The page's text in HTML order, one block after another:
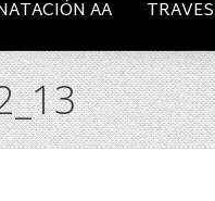
AA